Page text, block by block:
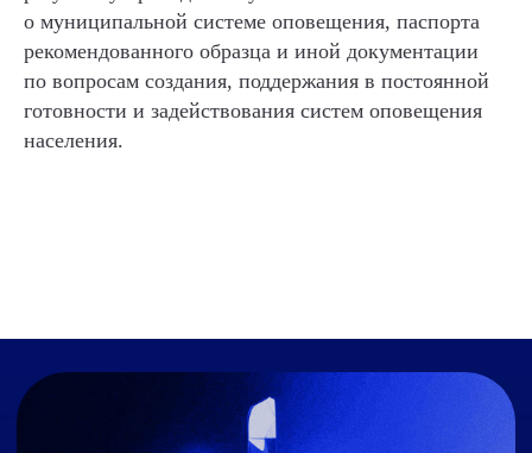
о муниципальной системе оповещения, паспорта
рекомендованного образца и иной документации
по вопросам создания, поддержания в постоянной
готовности и задействования систем оповещения
населения.